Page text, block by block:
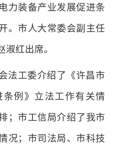
力装备产业发展促进条
。市人大常委会副主任
红出席。
法工委介绍了《许昌市
例》立法工作有关情
；市工信局介绍了我市
况；市司法局、市科技